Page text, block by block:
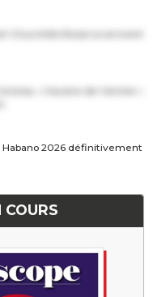
« havane de l’année »
Habano 2026 définitivement
COURS